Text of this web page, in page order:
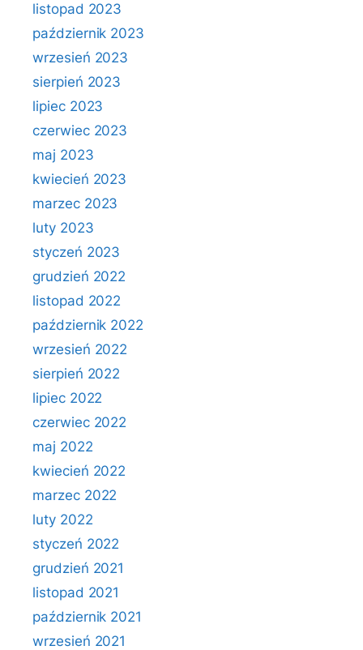
listopad 2023
październik 2023
wrzesień 2023
sierpień 2023
lipiec 2023
czerwiec 2023
maj 2023
kwiecień 2023
marzec 2023
luty 2023
styczeń 2023
grudzień 2022
listopad 2022
październik 2022
wrzesień 2022
sierpień 2022
lipiec 2022
czerwiec 2022
maj 2022
kwiecień 2022
marzec 2022
luty 2022
styczeń 2022
grudzień 2021
listopad 2021
październik 2021
wrzesień 2021